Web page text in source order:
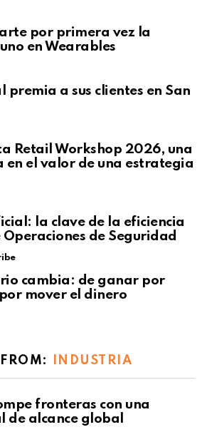
por primera vez la
en Wearables
premia a sus clientes en San
Retail Workshop 2026, una
en el valor de una estrategia
la clave de la eficiencia
Operaciones de Seguridad
cambia: de ganar por
mover el dinero
INDUSTRIA
fronteras con una
alcance global